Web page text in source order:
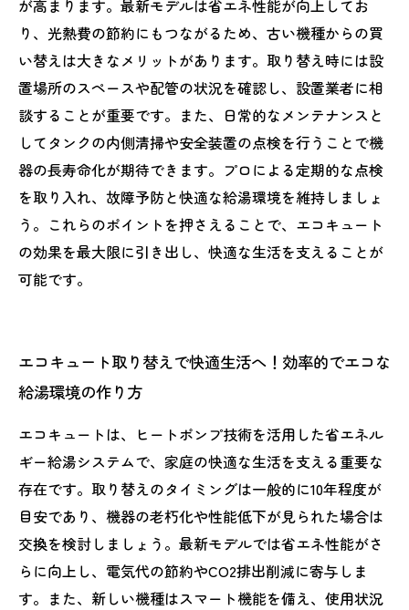
が高まります。最新モデルは省エネ性能が向上してお
り、光熱費の節約にもつながるため、古い機種からの買
い替えは大きなメリットがあります。取り替え時には設
置場所のスペースや配管の状況を確認し、設置業者に相
談することが重要です。また、日常的なメンテナンスと
してタンクの内側清掃や安全装置の点検を行うことで機
器の長寿命化が期待できます。プロによる定期的な点検
を取り入れ、故障予防と快適な給湯環境を維持しましょ
う。これらのポイントを押さえることで、エコキュート
の効果を最大限に引き出し、快適な生活を支えることが
可能です。
エコキュート取り替えで快適生活へ！効率的でエコな
給湯環境の作り方
エコキュートは、ヒートポンプ技術を活用した省エネル
ギー給湯システムで、家庭の快適な生活を支える重要な
存在です。取り替えのタイミングは一般的に10年程度が
目安であり、機器の老朽化や性能低下が見られた場合は
交換を検討しましょう。最新モデルでは省エネ性能がさ
らに向上し、電気代の節約やCO2排出削減に寄与しま
す。また、新しい機種はスマート機能を備え、使用状況